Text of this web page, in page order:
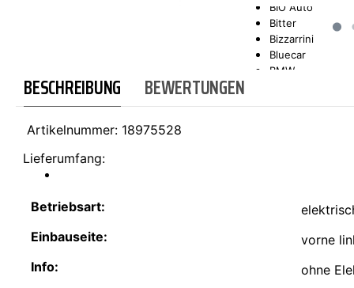
SONAX
BIO Auto
Bitter
Bizzarrini
Bluecar
BMW
Carbodies
Caterham
Chatenet
BESCHREIBUNG BEWERTUNGEN
Artikelnummer: 18975528
Lieferumfang:
Betriebsart:
Einbauseite:
vorne
Info:
ohne